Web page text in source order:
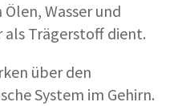
Wasser und
Trägerstoff dient.
über den
System im Gehirn.